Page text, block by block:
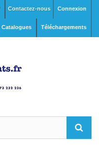
Connexion
Contactez-nous
Téléchargements
Catalogues